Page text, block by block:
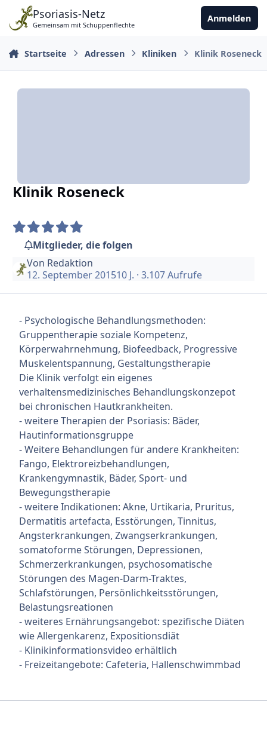
Zu Inhalt springen
Psoriasis-Netz
Gemeinsam mit Schuppenflechte
Anmelden
Startseite Adressen Kliniken Klinik Roseneck
Klinik Roseneck
Mitglieder, die folgen
Von Redaktion
12. September 201510 J. · 3.107 Aufrufe
- Psychologische Behandlungsmethoden:
Gruppentherapie soziale Kompetenz,
Körperwahrnehmung, Biofeedback, Progressive
Muskelentspannung, Gestaltungstherapie
Die Klinik verfolgt ein eigenes
verhaltensmedizinisches Behandlungskonzepot
bei chronischen Hautkrankheiten.
- weitere Therapien der Psoriasis: Bäder,
Hautinformationsgruppe
- Weitere Behandlungen für andere Krankheiten:
Fango, Elektroreizbehandlungen,
Krankengymnastik, Bäder, Sport- und
Bewegungstherapie
- weitere Indikationen: Akne, Urtikaria, Pruritus,
Dermatitis artefacta, Esstörungen, Tinnitus,
Angsterkrankungen, Zwangserkrankungen,
somatoforme Störungen, Depressionen,
Schmerzerkrankungen, psychosomatische
Störungen des Magen-Darm-Traktes,
Schlafstörungen, Persönlichkeitsstörungen,
Belastungsreationen
- weiteres Ernährungsangebot: spezifische Diäten
wie Allergenkarenz, Expositionsdiät
- Klinikinformationsvideo erhältlich
- Freizeitangebote: Cafeteria, Hallenschwimmbad